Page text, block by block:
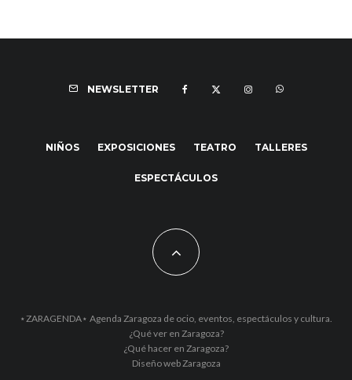
NEWSLETTER
NIÑOS EXPOSICIONES TEATRO TALLERES
ESPECTÁCULOS
⋆ZARAGENDA⋆ Agenda Zaragoza de ocio, eventos, espectáculos y cultura.
¿Qué ver en Zaragoza?
¿Qué hacer en Zaragoza?
Diseño web Zaragoza